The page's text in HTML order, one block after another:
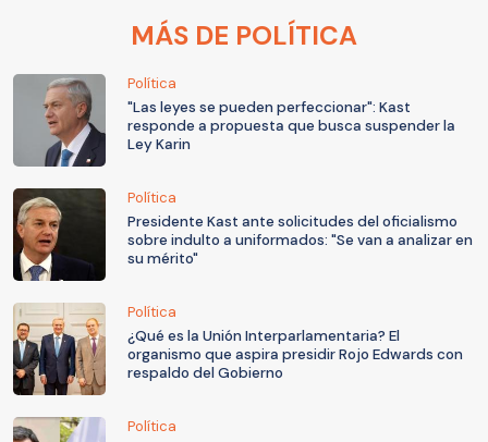
MÁS DE POLÍTICA
Política
"Las leyes se pueden perfeccionar": Kast
responde a propuesta que busca suspender la
Ley Karin
Política
Presidente Kast ante solicitudes del oficialismo
sobre indulto a uniformados: "Se van a analizar en
su mérito"
Política
¿Qué es la Unión Interparlamentaria? El
organismo que aspira presidir Rojo Edwards con
respaldo del Gobierno
Política